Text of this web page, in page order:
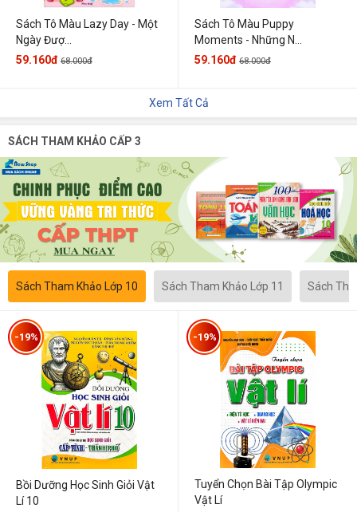
Sách Tô Màu Lazy Day - Một
Ngày Đượ...
59.160đ 68.000đ
Sách Tô Màu Puppy
Moments - Những N...
59.160đ 68.000đ
Xem Tất Cả
SÁCH THAM KHẢO CẤP 3
Sách Tham Khảo Lớp 10 Sách Tham Khảo Lớp 11 Sách
Bồi Dưỡng Học Sinh Giỏi Vật
Lí 10
-19%
Tuyển Chọn Bài Tập Olympic
Vật Lí
-19%